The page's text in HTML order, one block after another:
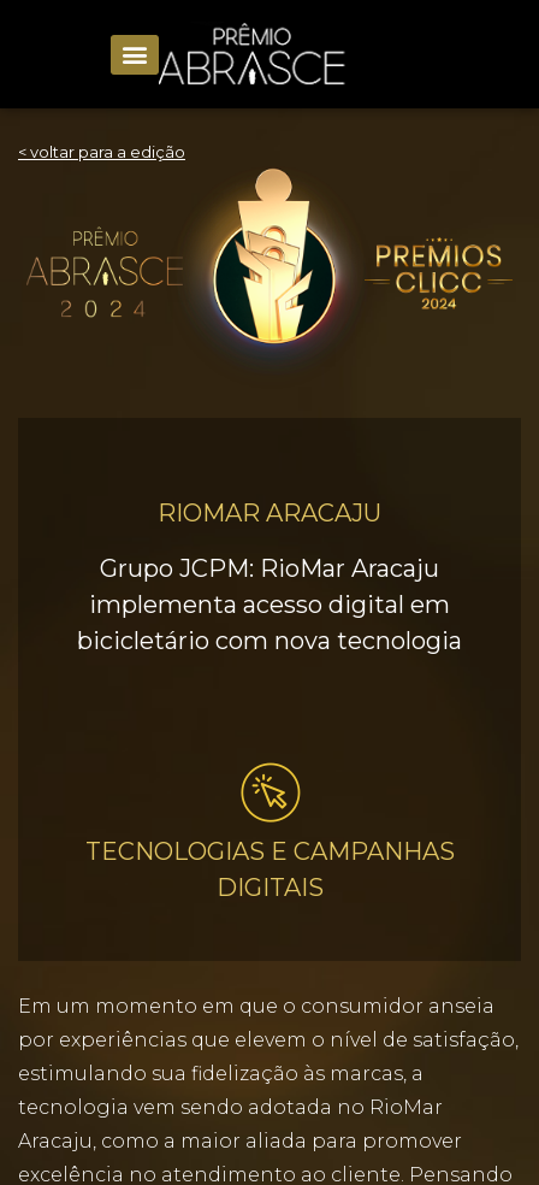
< voltar para a edição
RIOMAR ARACAJU
Grupo JCPM: RioMar Aracaju
implementa acesso digital em
bicicletário com nova tecnologia
TECNOLOGIAS E CAMPANHAS
DIGITAIS
Em um momento em que o consumidor anseia
por experiências que elevem o nível de satisfação,
estimulando sua fidelização às marcas, a
tecnologia vem sendo adotada no RioMar
Aracaju, como a maior aliada para promover
excelência no atendimento ao cliente. Pensando